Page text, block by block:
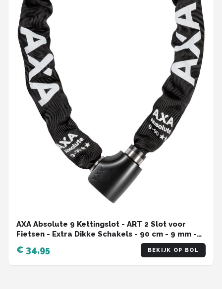
AXA Absolute 9 Kettingslot - ART 2 Slot voor
Fietsen - Extra Dikke Schakels - 90 cm - 9 mm -
€ 34,95 BEKIJK OP BOL